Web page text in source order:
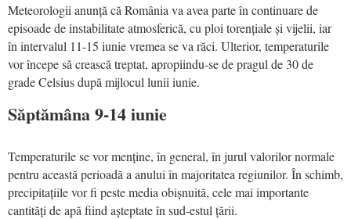
Meteorologii anunță că România va avea parte în continuare de
episoade de instabilitate atmosferică, cu ploi torențiale și vijelii, iar
în intervalul 11-15 iunie vremea se va răci. Ulterior, temperaturile
vor începe să crească treptat, apropiindu-se de pragul de 30 de
grade Celsius după mijlocul lunii iunie.
Săptămâna 9-14 iunie
Temperaturile se vor menține, în general, în jurul valorilor normale
pentru această perioadă a anului în majoritatea regiunilor. În schimb,
precipitațiile vor fi peste media obișnuită, cele mai importante
cantități de apă fiind așteptate în sud-estul țării.